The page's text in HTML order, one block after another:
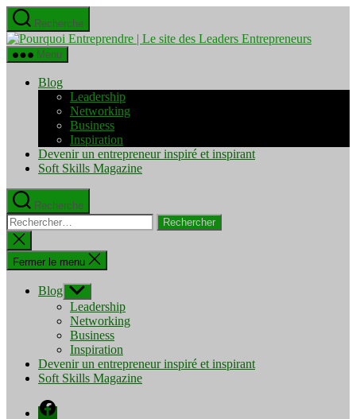
Aller
au
contenu
Recherche
Pourquoi
Menu
Blog
Leadership
Networking
Business
Inspiration
Devenir un entrepreneur inspiré et inspirant
Soft Skills Magazine
Recherche
Rechercher :
Fermer
la
recherche
Fermer le menu
Blog Afficher
le
sous-
menu
Leadership
Networking
Business
Inspiration
Devenir un entrepreneur inspiré et inspirant
Soft Skills Magazine
Facebook